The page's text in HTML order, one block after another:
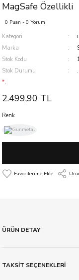
MagSafe Özellikli
0 Puan - 0 Yorum
Kategori
Marka
Stok Kodu
Stok Durumu
.
*.
2.499,90 TL
Renk
ÜRÜN DETAY
TAKSİT SEÇENEKLERİ